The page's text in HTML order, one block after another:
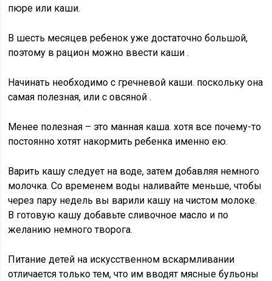
пюре или каши.
В шесть месяцев ребенок уже достаточно большой,
поэтому в рацион можно ввести каши .
Начинать необходимо с гречневой каши. поскольку она
самая полезная, или с овсяной .
Менее полезная – это манная каша. хотя все почему-то
постоянно хотят накормить ребенка именно ею.
Варить кашу следует на воде, затем добавляя немного
молочка. Со временем воды наливайте меньше, чтобы
через пару недель вы варили кашу на чистом молоке.
В готовую кашу добавьте сливочное масло и по
желанию немного творога.
Питание детей на искусственном вскармливании
отличается только тем, что им вводят мясные бульоны